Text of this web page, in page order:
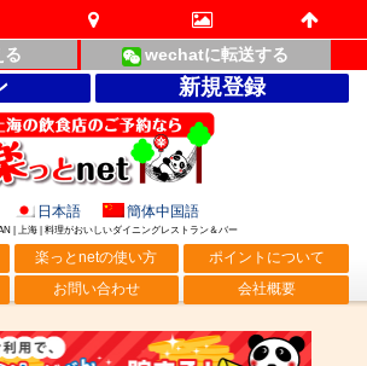
る wechatに転送する
新規登録
日本語 簡体中国語
| 上海 | 料理がおいしいダイニングレストラン＆バー
楽っとnetの使い方 ポイントについて
お問い合わせ 会社概要